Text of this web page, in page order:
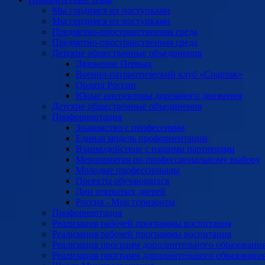
Мы гордимся их поступками
Мы гордимся их поступками
Предметно-пространственная среда
Предметно-пространственная среда
Детские общественные объединения
Движение Первых
Военно-патриотический клуб «Спартак»
Орлята России
Юные инспекторы дорожного движения
Детские общественные объединения
Профориентация
Знакомство с профессиями
Единая модель профориентации
Взаимодействие с нашими партнерами
Мероприятия по профессиональному выбору
Молодые профессионалы
Проекты обучающихся
Дни открытых дверей
Россия - Мои горизонты
Профориентация
Реализация рабочей программы воспитания
Реализация рабочей программы воспитания
Реализация программ дополнительного
Реализация программ дополнительного